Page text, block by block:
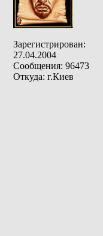
Зарегистрирован:
27.04.2004
Сообщения: 96473
Откуда: г.Киев